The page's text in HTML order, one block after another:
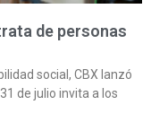
de personas
social, CBX lanzó
de julio invita a los